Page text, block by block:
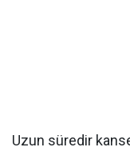
Uzun süredir